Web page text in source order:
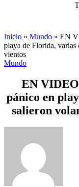
Inicio » Mundo » EN
playa de Florida, varias
vientos
Mundo
EN
pánico en
salieron